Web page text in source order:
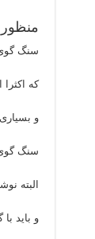
سنگ گوی
که
و
سنگ گوی
البته
و باید